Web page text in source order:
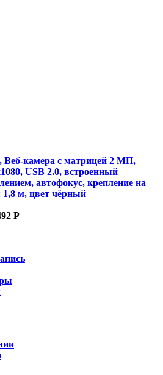
Веб-камера с матрицей 2 МП,
USB 2.0, встроенный
автофокус, крепление на
1,8 м, цвет чёрный
Р